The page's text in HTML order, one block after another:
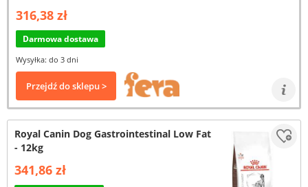
316,38 zł
Darmowa dostawa
Wysyłka: do 3 dni
Przejdź do sklepu >
Royal Canin Dog Gastrointestinal Low Fat
- 12kg
341,86 zł